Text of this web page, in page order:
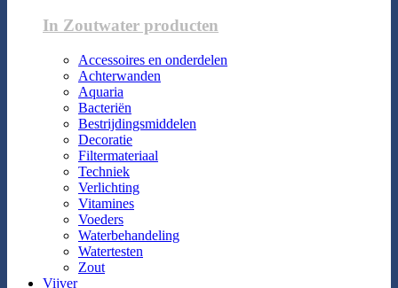
In Zoutwater producten
Accessoires en onderdelen
Achterwanden
Aquaria
Bacteriën
Bestrijdingsmiddelen
Decoratie
Filtermateriaal
Techniek
Verlichting
Vitamines
Voeders
Waterbehandeling
Watertesten
Zout
Vijver